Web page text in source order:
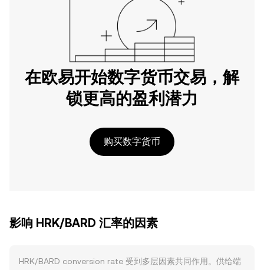
在欧易开始数字货币交易，解
锁更高的盈利潜力
购买数字货币
影响 HRK/BARD 汇率的因素
HRK/BARD conversion rate 受到多层因素共同作用。供给端